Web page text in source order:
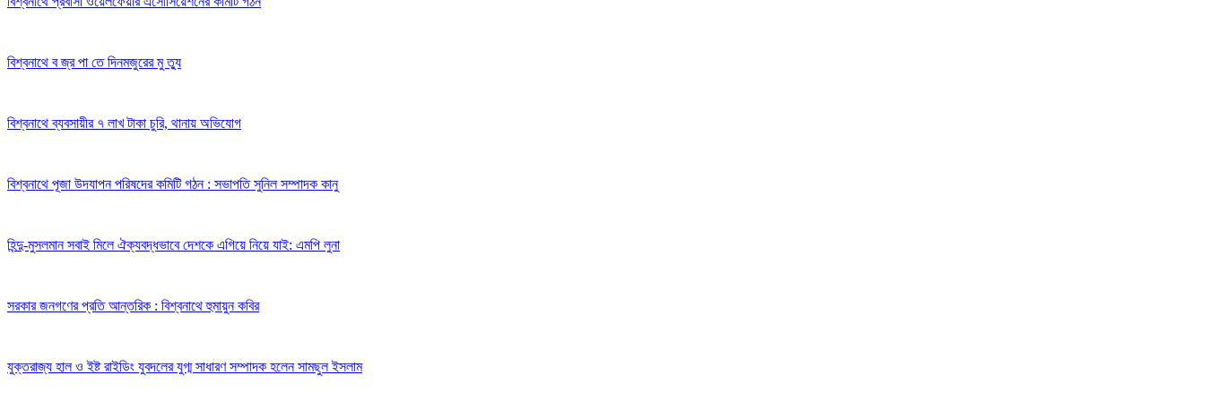
বিশ্বনাথে ব জ্র পা তে দিনমজুরের মু ত্যু
বিশ্বনাথে ব্যবসায়ীর ৭ লাখ টাকা চুরি, থানায় অভিযোগ
বিশ্বনাথে পূজা উদযাপন পরিষদের কমিটি গঠন : সভাপতি সুনিল সম্পাদক কানু
হিন্দু-মুসলমান সবাই মিলে ঐক্যবদ্ধভাবে দেশকে এগিয়ে নিয়ে যাই: এমপি লুনা
সরকার জনগণের প্রতি আন্তরিক : বিশ্বনাথে হুমায়ুন কবির
যুক্তরাজ্য হাল ও ইষ্ট রাইডিং যুবদলের যুগ্ম সাধারণ সম্পাদক হলেন সামছুল ইসলাম